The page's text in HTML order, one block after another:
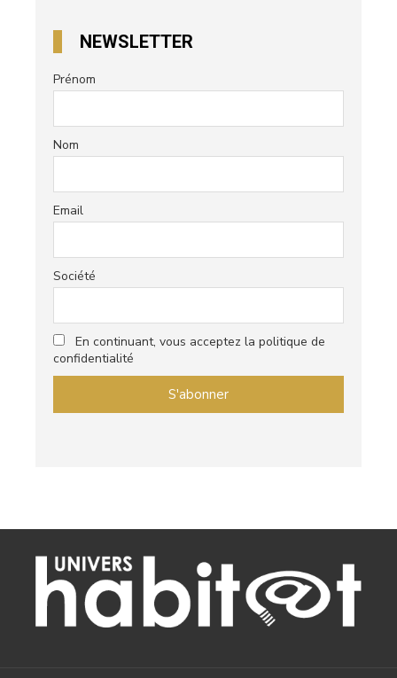
NEWSLETTER
Prénom
Nom
Email
Société
En continuant, vous acceptez la politique de
confidentialité